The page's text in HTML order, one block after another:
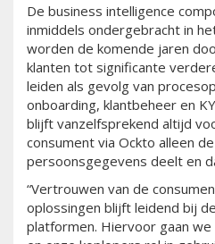
De business intelligence
inmiddels ondergebracht in
worden de komende jaren
klanten tot significante
leiden als gevolg van
onboarding, klantbeheer en
blijft vanzelfsprekend altijd
consument via Ockto alleen
persoonsgegevens deelt en
“Vertrouwen van de
oplossingen blijft leidend bij
platformen. Hiervoor gaan